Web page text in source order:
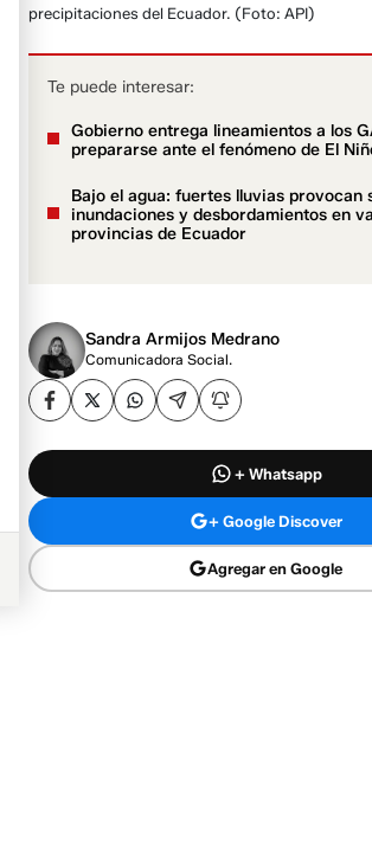
precipitaciones del Ecuador. (Foto: API)
Te puede interesar:
Gobierno entrega lineamientos a los
prepararse ante el fenómeno de El
Bajo el agua: fuertes lluvias provocan
inundaciones y desbordamientos en
provincias de Ecuador
Sandra Armijos Medrano
Comunicadora Social.
+ Whatsapp
+ Google Discover
Agregar en Google